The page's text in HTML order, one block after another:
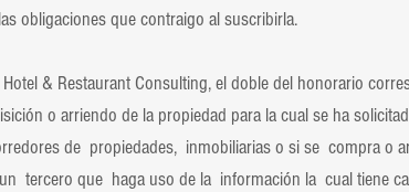
obligaciones que contraigo al suscribirla.
& Restaurant Consulting, el doble del honorario
o arriendo de la propiedad para la cual se ha
de propiedades, inmobiliarias o si se compra o
tercero que haga uso de la información la cual tiene